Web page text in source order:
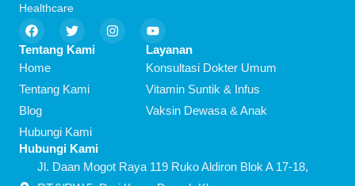
Healthcare
F
a
c
b
o
k
T
w
i
e
I
n
s
Y
o
u
t
u
b
Tentang Kami
Home
Tentang Kami
Blog
Hubungi Kami
Layanan
Konsultasi Dokter Umum
Vitamin Suntik & Infus
Vaksin Dewasa & Anak
Hubungi Kami
Jl. Daan Mogot Raya 119 Ruko Aldiron Blok A 17-18,